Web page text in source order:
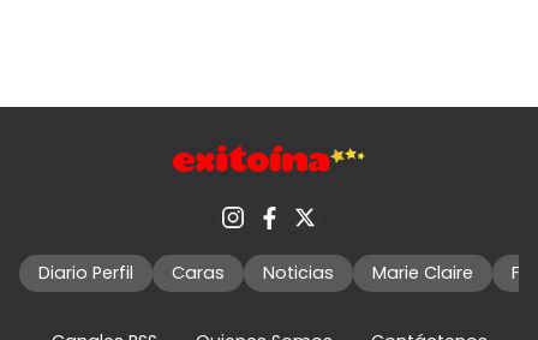
Diario Perfil Caras Noticias Marie Claire